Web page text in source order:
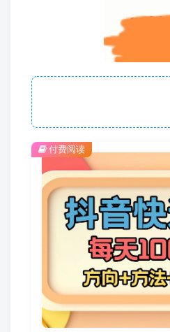
付费阅读